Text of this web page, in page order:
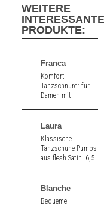
WEITERE
INTERESSANTE
PRODUKTE:
Franca
Komfort
Tanzschnürer für
Damen mit
1,5 cm hoher
Absatz.
Laura
Klassische
Tanzschuhe Pumps
aus flesh Satin. 6,5
Blanche
Bequeme